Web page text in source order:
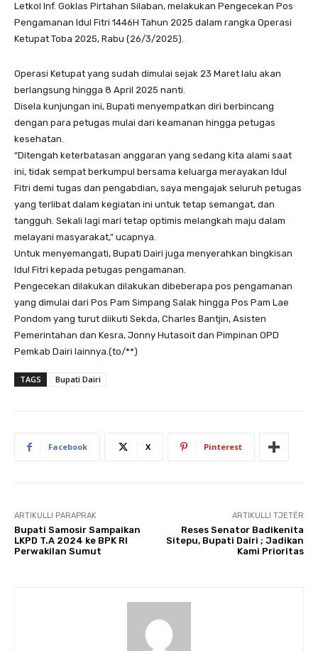
Letkol Inf. Goklas Pirtahan Silaban, melakukan Pengecekan Pos
Pengamanan Idul Fitri 1446H Tahun 2025 dalam rangka Operasi
Ketupat Toba 2025, Rabu (26/3/2025).
Operasi Ketupat yang sudah dimulai sejak 23 Maret lalu akan
berlangsung hingga 8 April 2025 nanti.
Disela kunjungan ini, Bupati menyempatkan diri berbincang
dengan para petugas mulai dari keamanan hingga petugas
kesehatan.
“Ditengah keterbatasan anggaran yang sedang kita alami saat
ini, tidak sempat berkumpul bersama keluarga merayakan Idul
Fitri demi tugas dan pengabdian, saya mengajak seluruh petugas
yang terlibat dalam kegiatan ini untuk tetap semangat, dan
tangguh. Sekali lagi mari tetap optimis melangkah maju dalam
melayani masyarakat,” ucapnya.
Untuk menyemangati, Bupati Dairi juga menyerahkan bingkisan
Idul Fitri kepada petugas pengamanan.
Pengecekan dilakukan dilakukan dibeberapa pos pengamanan
yang dimulai dari Pos Pam Simpang Salak hingga Pos Pam Lae
Pondom yang turut diikuti Sekda, Charles Bantjin, Asisten
Pemerintahan dan Kesra, Jonny Hutasoit dan Pimpinan OPD
Pemkab Dairi lainnya.(to/**)
TAGS Bupati Dairi
Facebook X Pinterest
ARTIKULLI PARAPRAK
Bupati Samosir Sampaikan
LKPD T.A 2024 ke BPK RI
Perwakilan Sumut
ARTIKULLI TJETËR
Reses Senator Badikenita
Sitepu, Bupati Dairi ; Jadikan
Kami Prioritas